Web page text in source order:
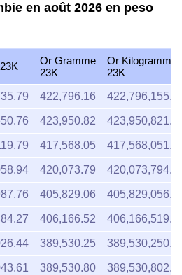
en août 2026 en peso
Or Gramme
23K
Or Kilogramme
23K
422,796.16
423,950.82
417,568.05
420,073.79
405,829.06
406,166.52
389,530.25
389,530.80